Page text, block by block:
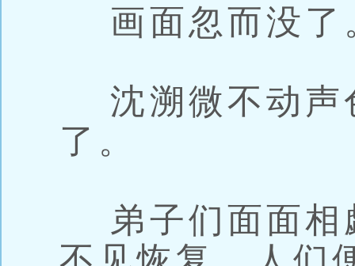
画面忽而没了
沈溯微不动声
了。
弟子们面面相